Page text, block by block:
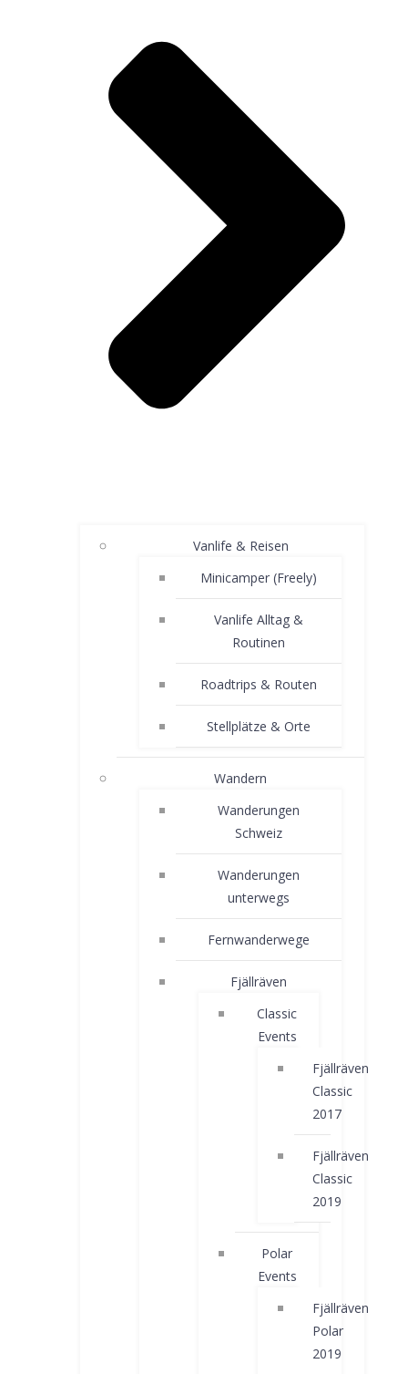
Vanlife & Reisen
Minicamper (Freely)
Vanlife Alltag &
Routinen
Roadtrips & Routen
Stellplätze & Orte
Wandern
Wanderungen
Schweiz
Wanderungen
unterwegs
Fernwanderwege
Fjällräven
Classic
Events
Fjällräven
Classic
2017
Fjällräven
Classic
2019
Polar
Events
Fjällräven
Polar
2019